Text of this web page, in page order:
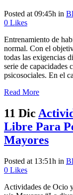
Posted at 09:45h in
0 Likes
Entrenamiento de
normal. Con el
todas las exigencias
serie de capacidades
psicosociales. En el
Read More
11 Dic
Libre Para
Mayores
Posted at 13:51h in
0 Likes
Actividades de Ocio